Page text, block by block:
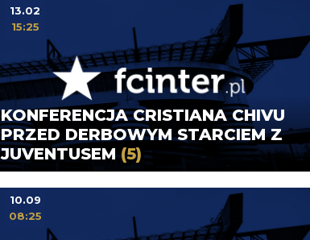
KONFERENCJA CRISTIANA CHIVU
PRZED DERBOWYM STARCIEM Z
JUVENTUSEM(5)
13.02
15:25
10.09
08:25